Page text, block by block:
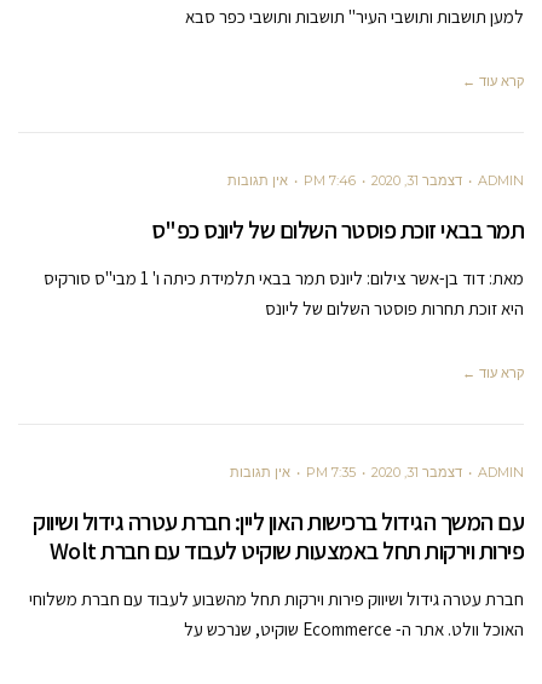
למען תושבות ותושבי העיר" תושבות ותושבי כפר סבא
קרא עוד ←
ADMIN דצמבר 31, 2020 7:46 PM אין תגובות
תמר בבאי זוכת פוסטר השלום של ליונס כפ"ס
מאת: דוד בן-אשר צילום: ליונס תמר בבאי תלמידת כיתה ו' 1 מבי"ס סורקיס
היא זוכת תחרות פוסטר השלום של ליונס
קרא עוד ←
ADMIN דצמבר 31, 2020 7:35 PM אין תגובות
עם המשך הגידול ברכישות האון ליין: חברת עטרה גידול ושיווק
פירות וירקות תחל באמצעות שוקיט לעבוד עם חברת Wolt
חברת עטרה גידול ושיווק פירות וירקות תחל מהשבוע לעבוד עם חברת משלוחי
האוכל וולט. אתר ה- Ecommerce שוקיט, שנרכש על